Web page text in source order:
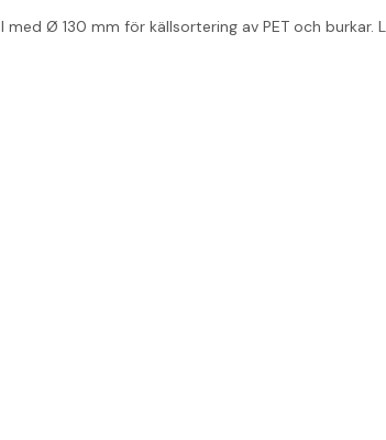
Ø 130 mm för källsortering av PET och burkar.